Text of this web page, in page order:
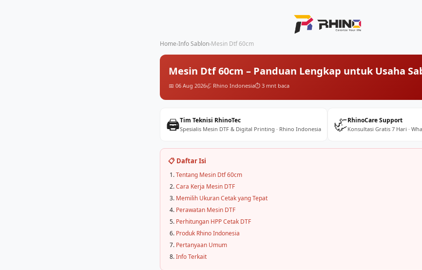
Home›Info Sablon›Mesin Dtf 60cm
Mesin Dtf 60cm – Panduan Lengkap untuk Usaha
📅 06 Aug 2026🦏 Rhino Indonesia⏱️ 3 mnt baca
🖨️Tim Teknisi RhinoTec
Spesialis Mesin DTF & Digital Printing · Rhino Indonesia 🦏RhinoCare Support
Konsultasi Gratis 7 Hari ·
📋 Daftar Isi
Tentang Mesin Dtf 60cm
Cara Kerja Mesin DTF
Memilih Ukuran Cetak yang Tepat
Perawatan Mesin DTF
Perhitungan HPP Cetak DTF
Produk Rhino Indonesia
Pertanyaan Umum
Info Terkait